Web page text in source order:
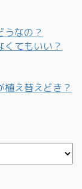
なの？
てもいい？
え替えどき？